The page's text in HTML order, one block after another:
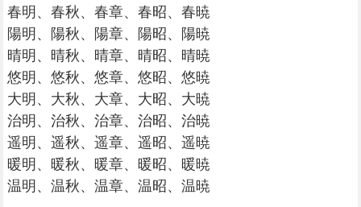
春明、春秋、春章、春昭、春暁
陽明、陽秋、陽章、陽昭、陽暁
晴明、晴秋、晴章、晴昭、晴暁
悠明、悠秋、悠章、悠昭、悠暁
大明、大秋、大章、大昭、大暁
治明、治秋、治章、治昭、治暁
遥明、遥秋、遥章、遥昭、遥暁
暖明、暖秋、暖章、暖昭、暖暁
温明、温秋、温章、温昭、温暁